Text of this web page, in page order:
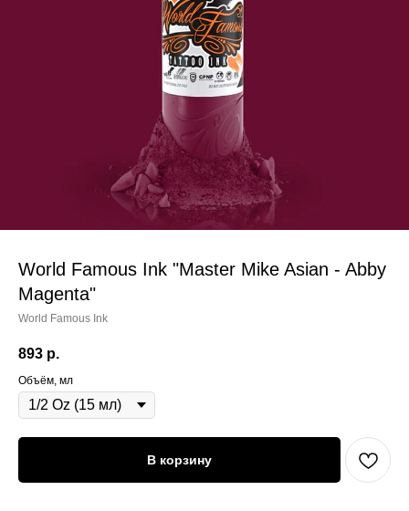
World Famous Ink "Master Mike Asian - Abby
Magenta"
World Famous Ink
893 р.
Объём, мл
В корзину